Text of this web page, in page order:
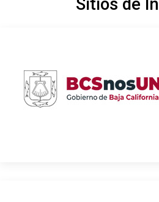
Sitios de